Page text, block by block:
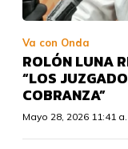
Va con Onda
ROLÓN LUNA
“LOS
COBRANZA”
Mayo 28, 2026 11:41 a.